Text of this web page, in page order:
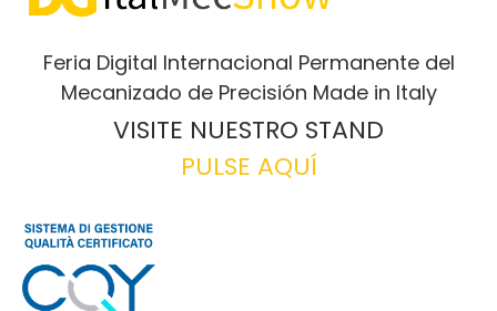
Feria Digital Internacional Permanente del
Mecanizado de Precisión Made in Italy
VISITE NUESTRO STAND
PULSE AQUÍ